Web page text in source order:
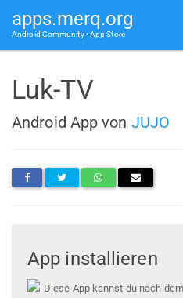
apps.merq.org
Android Community • App Store
Luk-TV
Android App von JUJO
App installieren
Diese App kannst du nach